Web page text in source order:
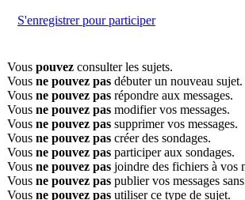
S'enregistrer pour participer
Vous pouvez consulter les sujets.
Vous ne pouvez pas débuter un nouveau sujet.
Vous ne pouvez pas répondre aux messages.
Vous ne pouvez pas modifier vos messages.
Vous ne pouvez pas supprimer vos messages.
Vous ne pouvez pas créer des sondages.
Vous ne pouvez pas participer aux sondages.
Vous ne pouvez pas joindre des fichiers à vos
Vous ne pouvez pas publier vos messages
Vous ne pouvez pas utiliser ce type de sujet.